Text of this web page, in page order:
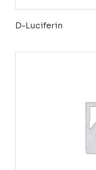
D-Luciferin